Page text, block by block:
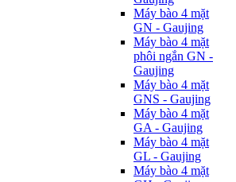
Máy bào 4 mặt
GN - Gaujing
Máy bào 4 mặt
phôi ngắn GN -
Gaujing
Máy bào 4 mặt
GNS - Gaujing
Máy bào 4 mặt
GA - Gaujing
Máy bào 4 mặt
GL - Gaujing
Máy bào 4 mặt